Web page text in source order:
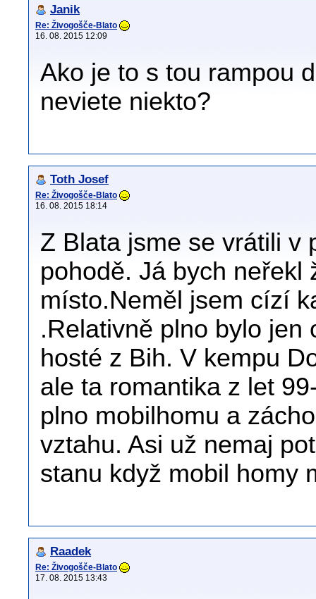
Janik
Re: Živogošče-Blato
16. 08. 2015 12:09
Ako je to s tou rampou
neviete niekto?
Toth Josef
Re: Živogošče-Blato
16. 08. 2015 18:14
Z Blata jsme se vrátili v
pohodě. Já bych neřekl
místo.Neměl jsem cízí
.Relativně plno bylo
hosté z Bih. V kempu
ale ta romantika z let
plno mobilhomu a
vztahu. Asi už nemaj
stanu když mobil homy
Raadek
Re: Živogošče-Blato
17. 08. 2015 13:43